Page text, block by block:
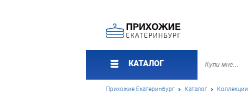
КАТАЛОГ
Прихожие Екатеринбург Каталог Коллекции